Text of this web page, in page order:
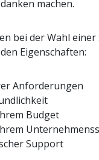
machen.
bei der Wahl einer
Eigenschaften:
Anforderungen
Budget
Support